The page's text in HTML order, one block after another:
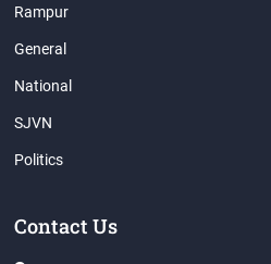
Rampur
General
National
SJVN
Politics
Contact Us